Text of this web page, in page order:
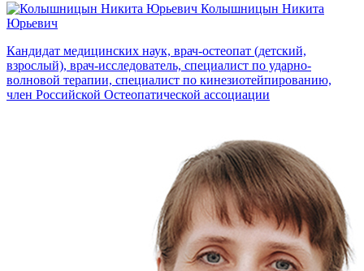
Колышницын Никита
Юрьевич
Кандидат медицинских наук, врач-остеопат (детский,
взрослый), врач-исследователь, специалист по ударно-
волновой терапии, специалист по кинезиотейпированию,
член Российской Остеопатической ассоциации